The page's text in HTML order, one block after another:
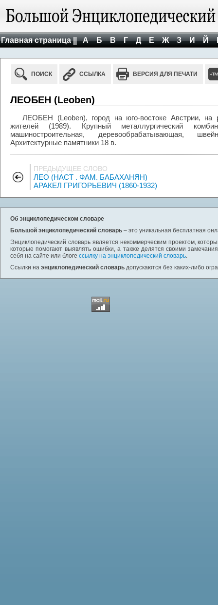
Главная страница || А Б В Г Д Е Ж З И Й
ПОИСК ССЫЛКА ВЕРСИЯ ДЛЯ ПЕЧАТИ
ЛЕОБЕН (Leoben)
ЛЕОБЕН (Leoben), город на юго-востоке Австрии,
жителей (1989). Крупный металлургический
машиностроительная, деревообрабатывающая,
Архитектурные памятники 18 в.
ПРЕДЫДУЩЕЕ СЛОВО
ЛЕО (НАСТ . ФАМ. БАБАХАНЯН)
АРАКЕЛ ГРИГОРЬЕВИЧ (1860-1932)
Об энциклопедическом словаре
Большой энциклопедический словарь – это уникальная бесплатная
Энциклопедический словарь является некоммерческим проектом,
которые помогают выявлять ошибки, а также делятся своими
себя на сайте или блоге ссылку на энциклопедический словарь.
Ссылки на энциклопедический словарь допускаются без каких-либо